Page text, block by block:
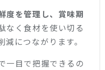
度を管理し、賞味期
なく食材を使い切る
につながります。
一目で把握できるの